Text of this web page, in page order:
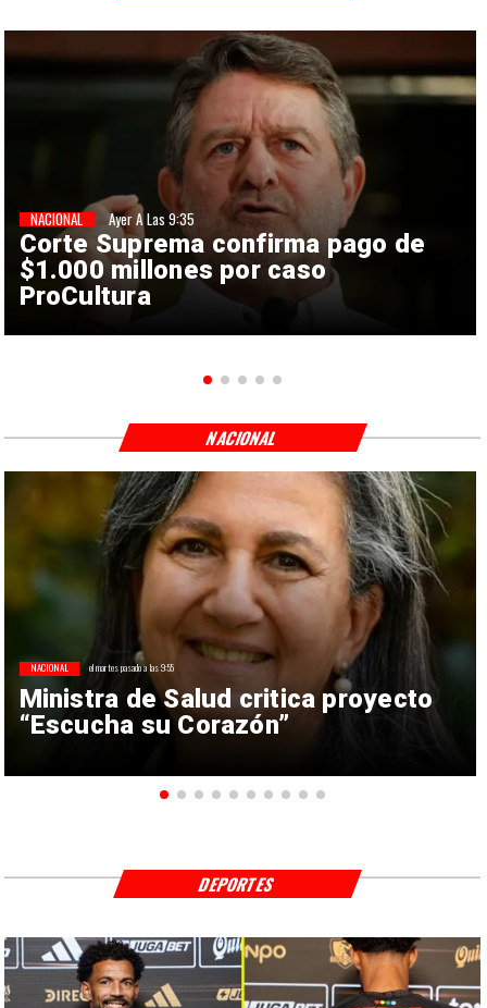
Corte Suprema confirma pago de
$1.000 millones por caso
ProCultura
NACIONAL Ayer A Las 9:35
Ministra de Salud critica proyecto
“Escucha su Corazón”
NACIONAL el martes pasado a las 9:55
NACIONAL
DEPORTES